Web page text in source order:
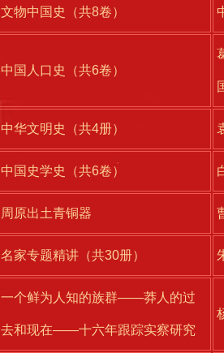
文物中国史（共8卷）
中国人口史（共6卷）
中华文明史（共4册）
中国史学史（共6卷）
周原出土青铜器
名家专题精讲（共30册）
一个鲜为人知的族群——莽人的过
去和现在——十六年跟踪实察研究